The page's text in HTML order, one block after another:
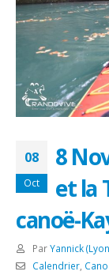
08
Oct
8
et la
canoë-
Par Yannick
Calendrier,